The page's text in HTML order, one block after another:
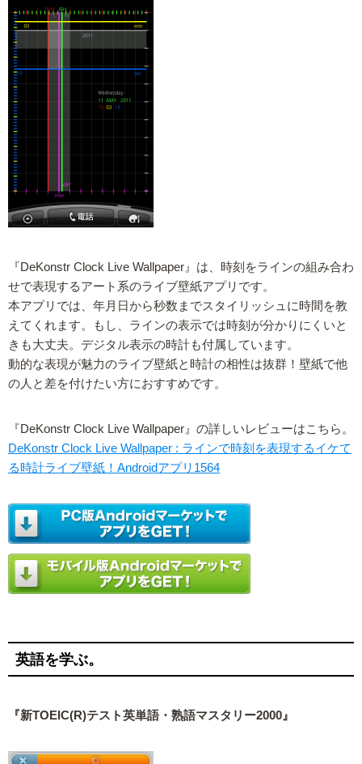
『DeKonstr Clock Live Wallpaper』は、時刻をラインの組み合わ
せで表現するアート系のライブ壁紙アプリです。
本アプリでは、年月日から秒数までスタイリッシュに時間を教
えてくれます。もし、ラインの表示では時刻が分かりにくいと
きも大丈夫。デジタル表示の時計も付属しています。
動的な表現が魅力のライブ壁紙と時計の相性は抜群！壁紙で他
の人と差を付けたい方におすすめです。
『DeKonstr Clock Live Wallpaper』の詳しいレビューはこちら。
DeKonstr Clock Live Wallpaper : ラインで時刻を表現するイケて
る時計ライブ壁紙！Androidアプリ1564
英語を学ぶ。
『新TOEIC(R)テスト英単語・熟語マスタリー2000』